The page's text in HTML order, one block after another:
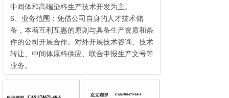
中间体和高端染料生产技术开发为主。
6、业务范围：凭借公司自身的人才技术储
备，本着互利互惠的原则与具备生产资质和条
件的公司开展合作。对外开展技术咨询、技术
转让、中间体原料供应、联合申报生产文号等
业务。